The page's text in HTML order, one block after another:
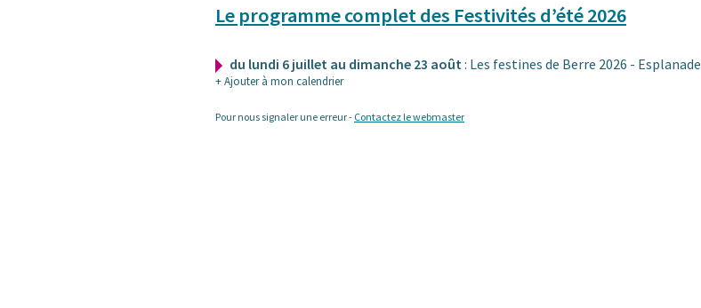
Le programme complet des Festivités d’été 2026
du lundi 6 juillet au dimanche 23 août: Les festines de Berre 2026 - Esplanade
+ Ajouter à mon calendrier
Pour nous signaler une erreur - Contactez le webmaster